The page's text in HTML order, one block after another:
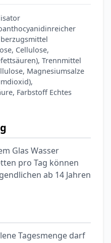
Cellulose,
Trennmittel
Magnesiumsalze
Farbstoff Echtes
Glas Wasser
pro Tag können
ab 14 Jahren
Tagesmenge darf